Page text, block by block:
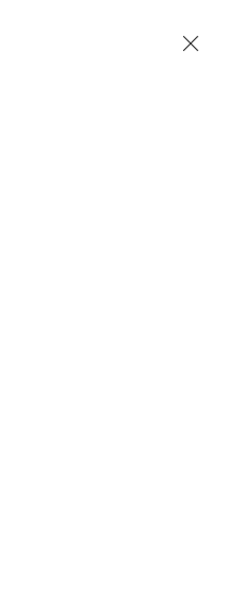
English